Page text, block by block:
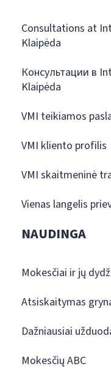
Consultations at
Klaipėda
Консультации в
Klaipėda
VMI teikiamos
VMI kliento profilis
VMI skaitmeninė
Vienas langelis
NAUDINGA
Mokesčiai ir jų
Atsiskaitymas
Dažniausiai
Mokesčių ABC